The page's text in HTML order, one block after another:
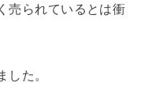
売られているとは衝
した。